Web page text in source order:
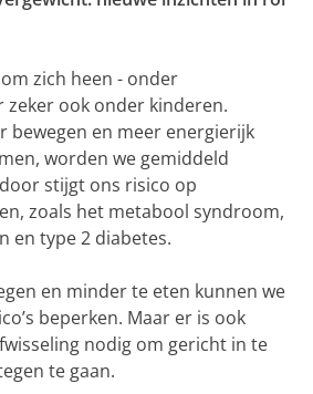
zich heen - onder
zeker ook onder kinderen.
bewegen en meer energierijk
worden we gemiddeld
stijgt ons risico op
zoals het metabool syndroom,
en type 2 diabetes.
en minder te eten kunnen we
beperken. Maar er is ook
nodig om gericht in te
te gaan.